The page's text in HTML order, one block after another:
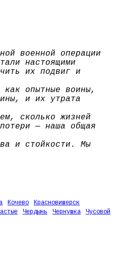
военной операции
настоящими
их подвиг и
опытные воины,
и их утрата
сколько жизней
— наша общая
и стойкости. Мы
Кочево
Красновишерск
Чердынь Чернушка
Чусовой